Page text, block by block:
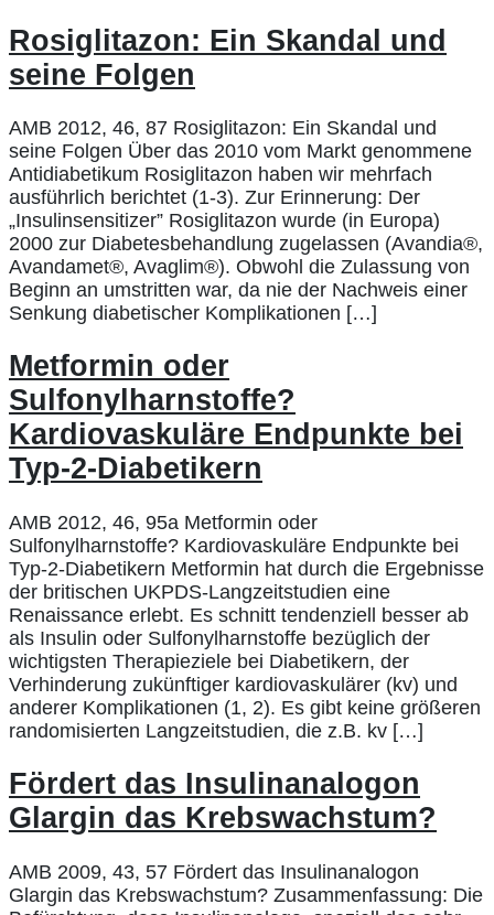
Rosiglitazon: Ein Skandal und
seine Folgen
AMB 2012, 46, 87 Rosiglitazon: Ein Skandal und
seine Folgen Über das 2010 vom Markt genommene
Antidiabetikum Rosiglitazon haben wir mehrfach
ausführlich berichtet (1-3). Zur Erinnerung: Der
„Insulinsensitizer” Rosiglitazon wurde (in Europa)
2000 zur Diabetesbehandlung zugelassen (Avandia®,
Avandamet®, Avaglim®). Obwohl die Zulassung von
Beginn an umstritten war, da nie der Nachweis einer
Senkung diabetischer Komplikationen […]
Metformin oder
Sulfonylharnstoffe?
Kardiovaskuläre Endpunkte bei
Typ-2-Diabetikern
AMB 2012, 46, 95a Metformin oder
Sulfonylharnstoffe? Kardiovaskuläre Endpunkte bei
Typ-2-Diabetikern Metformin hat durch die Ergebnisse
der britischen UKPDS-Langzeitstudien eine
Renaissance erlebt. Es schnitt tendenziell besser ab
als Insulin oder Sulfonylharnstoffe bezüglich der
wichtigsten Therapieziele bei Diabetikern, der
Verhinderung zukünftiger kardiovaskulärer (kv) und
anderer Komplikationen (1, 2). Es gibt keine größeren
randomisierten Langzeitstudien, die z.B. kv […]
Fördert das Insulinanalogon
Glargin das Krebswachstum?
AMB 2009, 43, 57 Fördert das Insulinanalogon
Glargin das Krebswachstum? Zusammenfassung: Die